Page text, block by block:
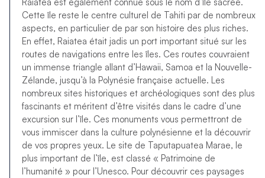
Raiatea est également connue sous le nom d’île sacrée.
Cette île reste le centre culturel de Tahiti par de nombreux
aspects, en particulier de par son histoire des plus riches.
En effet, Raiatea était jadis un port important situé sur les
routes de navigations entre les îles. Ces routes couvraient
un immense triangle allant d’Hawaii, Samoa et la Nouvelle-
Zélande, jusqu’à la Polynésie française actuelle. Les
nombreux sites historiques et archéologiques sont des plus
fascinants et méritent d’être visités dans le cadre d’une
excursion sur l’île. Ces monuments vous permettront de
vous immiscer dans la culture polynésienne et la découvrir
de vos propres yeux. Le site de Taputapuatea Marae, le
plus important de l’île, est classé « Patrimoine de
l’humanité » pour l’Unesco. Pour découvrir ces paysages